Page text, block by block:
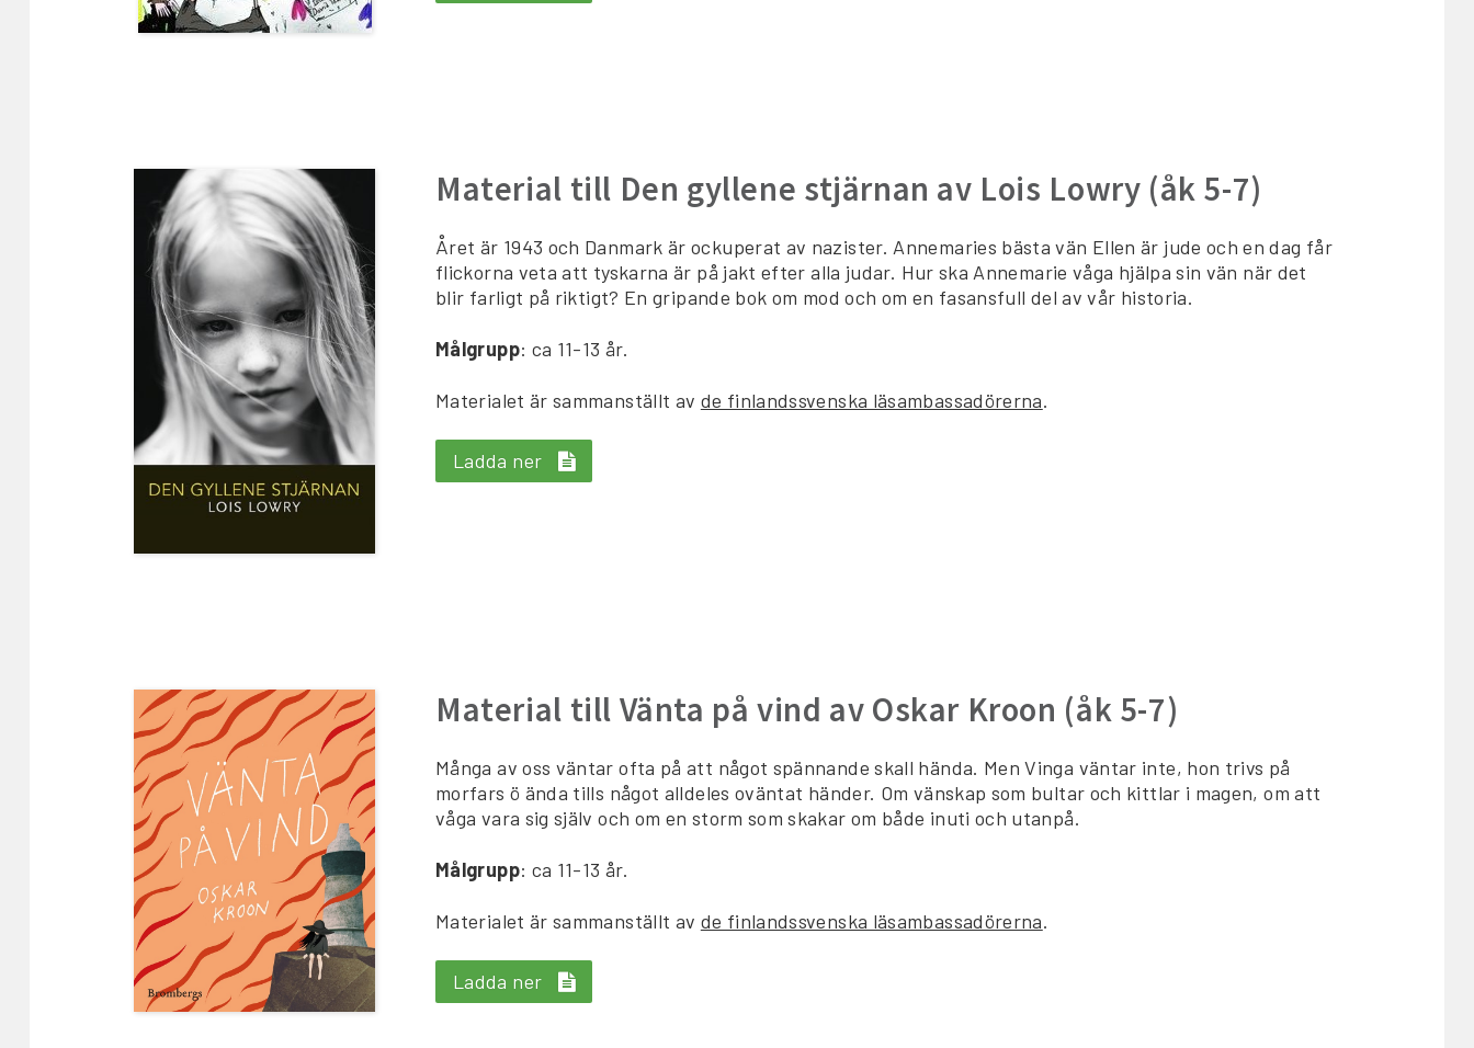
Material till Den gyllene stjärnan av Lois Lowry (åk 5-7)
Året är 1943 och Danmark är ockuperat av nazister. Annemaries bästa vän Ellen är jude och en dag får
flickorna veta att tyskarna är på jakt efter alla judar. Hur ska Annemarie våga hjälpa sin vän när det
blir farligt på riktigt? En gripande bok om mod och om en fasansfull del av vår historia.
Målgrupp: ca 11-13 år.
Materialet är sammanställt av de finlandssvenska läsambassadörerna.
Ladda ner
Material till Vänta på vind av Oskar Kroon (åk 5-7)
Många av oss väntar ofta på att något spännande skall hända. Men Vinga väntar inte, hon trivs på
morfars ö ända tills något alldeles oväntat händer. Om vänskap som bultar och kittlar i magen, om att
våga vara sig själv och om en storm som skakar om både inuti och utanpå.
Målgrupp: ca 11-13 år.
Materialet är sammanställt av de finlandssvenska läsambassadörerna.
Ladda ner